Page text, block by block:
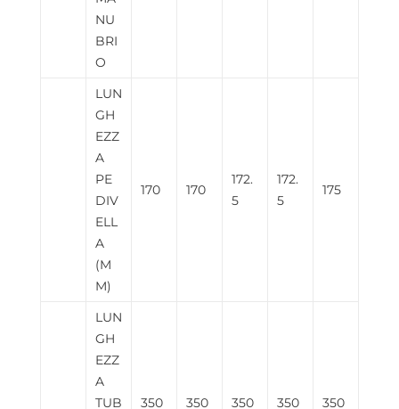
NU
BRI
O
LUN
GH
EZZ
A
PE
DIV
ELL
A
(M
M)
170 170
172.
5
172.
5
175
LUN
GH
EZZ
A
TUB
350 350 350 350 350